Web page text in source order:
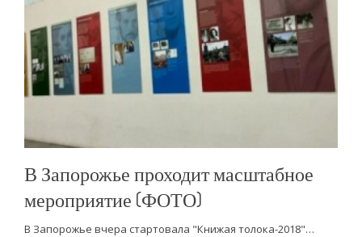
В Запорожье проходит масштабное
мероприятие (ФОТО)
В Запорожье вчера стартовала "Книжая толока-2018"…